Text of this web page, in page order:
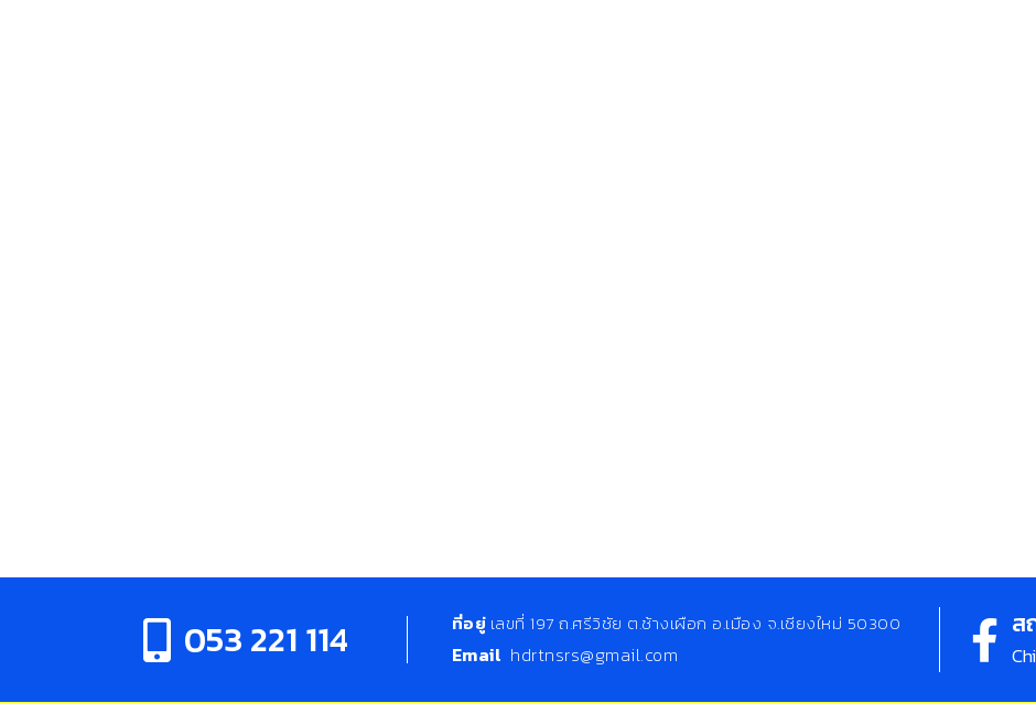
053 221 114 ที่อยู่ เลขที่ 197 ถ.ศรีวิชัย ต.ช้างเผือก อ.เมือง จ.เชียงใหม่ 50300
Email hdrtnsrs@gmail.com
ส